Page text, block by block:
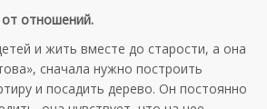
отношений.
и жить вместе до старости, а она
сначала нужно построить
и посадить дерево. Он постоянно